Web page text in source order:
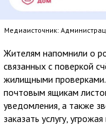
Медиаисточник:
Жителям напомнили о
связанных с поверкой
жилищными
почтовым ящикам
уведомления, а также
заказать услугу,